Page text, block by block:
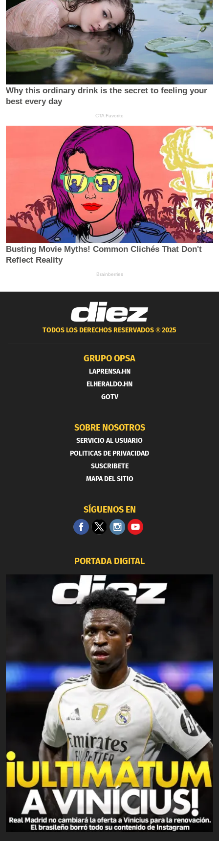
TODOS LOS DERECHOS RESERVADOS ®2025
GRUPO OPSA
LAPRENSA.HN
ELHERALDO.HN
GOTV
SOBRE NOSOTROS
SERVICIO AL USUARIO
POLITICAS DE PRIVACIDAD
SUSCRIBETE
MAPA DEL SITIO
SÍGUENOS EN
PORTADA DIGITAL